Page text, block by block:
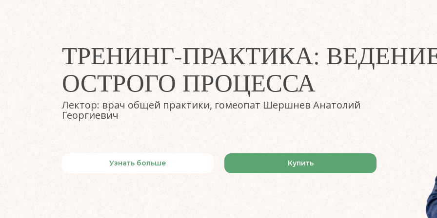
ТРЕНИНГ-ПРАКТИКА:
ОСТРОГО ПРОЦЕССА
Лектор: врач общей практики, гомеопат Шершнев Анатолий
Георгиевич
Узнать больше Купить